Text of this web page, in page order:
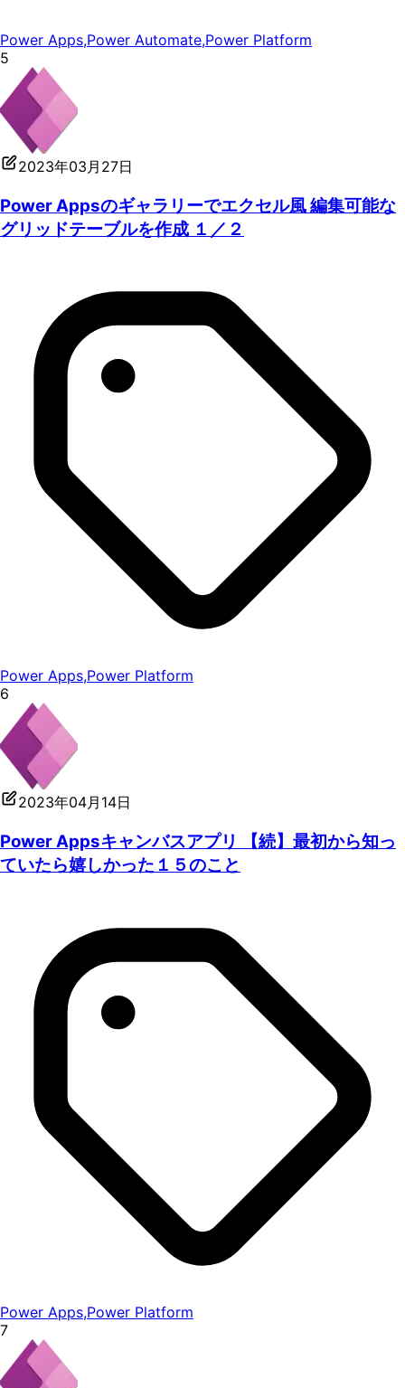
Power Apps,Power Automate,Power Platform
5
2023年03月27日
Power Appsのギャラリーでエクセル風 編集可能な
グリッドテーブルを作成 １／２
Power Apps,Power Platform
6
2023年04月14日
Power Appsキャンバスアプリ 【続】最初から知っ
ていたら嬉しかった１５のこと
Power Apps,Power Platform
7